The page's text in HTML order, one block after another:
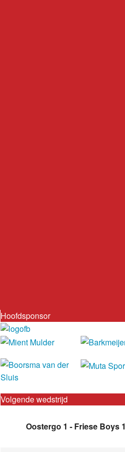
Hoofdsponsor
Volgende wedstrijd
Oostergo 1 - Friese Boys 1